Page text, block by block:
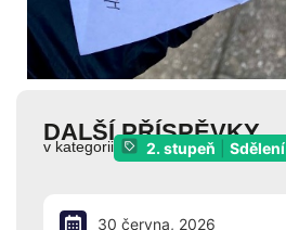
DALŠÍ PŘÍSPĚVKY
v kategorii 2. stupeň Sdělení
30 června, 2026